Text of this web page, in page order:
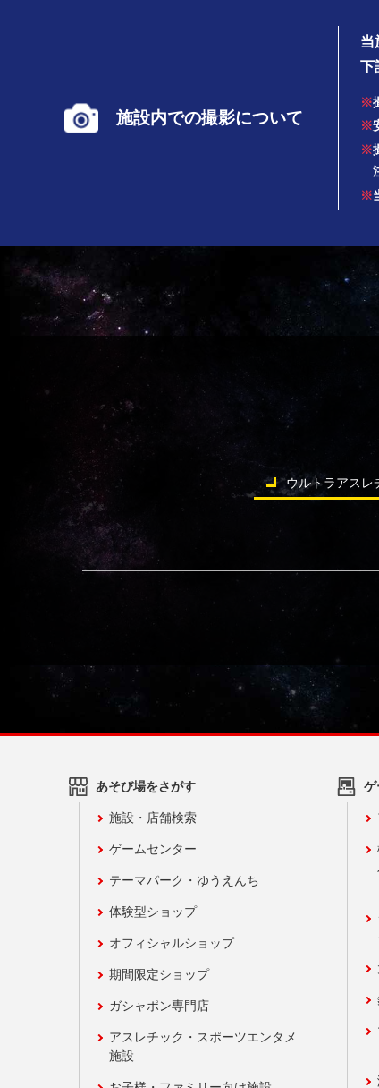
施設内での撮影について
当
下
ウルトラアスレ
あそび場をさがす
施設・店舗検索
ゲームセンター
テーマパーク・ゆうえんち
体験型ショップ
オフィシャルショップ
期間限定ショップ
ガシャポン専門店
アスレチック・スポーツエンタメ
施設
ゲ